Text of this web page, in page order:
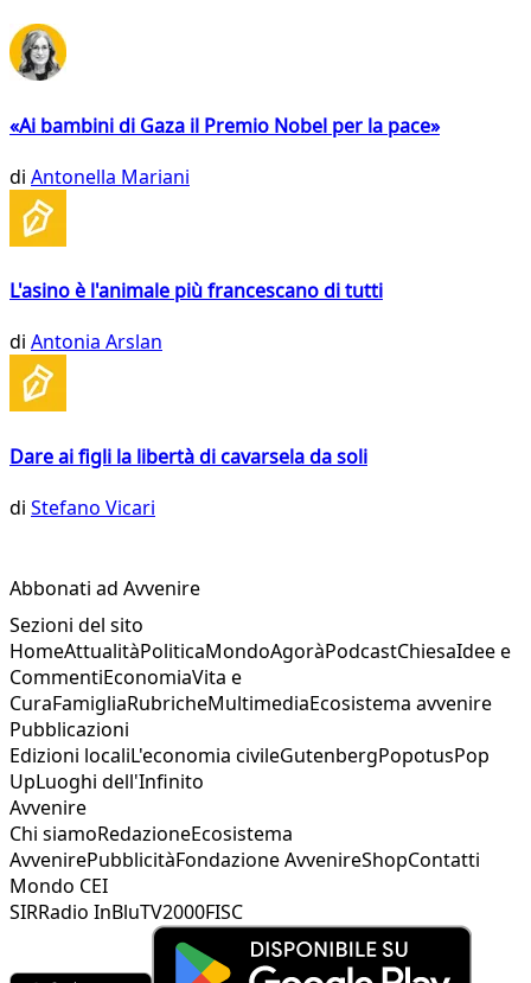
«Ai bambini di Gaza il Premio Nobel per la pace»
di Antonella Mariani
L'asino è l'animale più francescano di tutti
di Antonia Arslan
Dare ai figli la libertà di cavarsela da soli
di Stefano Vicari
Abbonati ad Avvenire
Sezioni del sito
HomeAttualitàPoliticaMondoAgoràPodcastChiesaIdee e
CommentiEconomiaVita e
CuraFamigliaRubricheMultimediaEcosistema avvenire
Pubblicazioni
Edizioni localiL'economia civileGutenbergPopotusPop
UpLuoghi dell'Infinito
Avvenire
Chi siamoRedazioneEcosistema
AvvenirePubblicitàFondazione AvvenireShopContatti
Mondo CEI
SIRRadio InBluTV2000FISC